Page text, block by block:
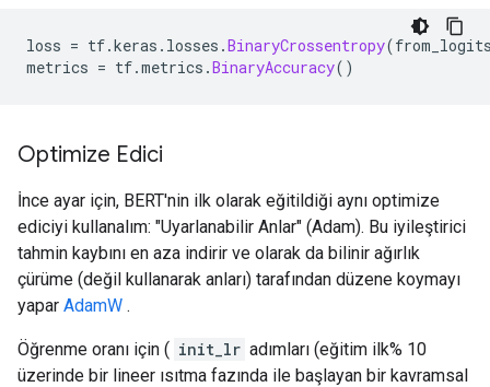
loss = tf.keras . losses .BinaryCrossentropy(
metrics = tf.metrics .BinaryAccuracy()
Optimize Edici
İnce ayar için, BERT'nin ilk olarak eğitildiği aynı optimize
ediciyi kullanalım: "Uyarlanabilir Anlar" (Adam). Bu iyileştirici
tahmin kaybını en aza indirir ve olarak da bilinir ağırlık
çürüme (değil kullanarak anları) tarafından düzene koymayı
yapar AdamW .
Öğrenme oranı için ( init_lr adımları (eğitim ilk% 10
üzerinde bir lineer ısıtma fazında ile başlayan bir kavramsal